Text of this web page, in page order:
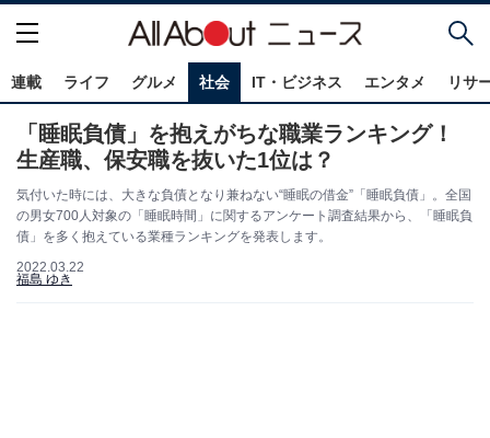
連載 ライフ グルメ 社会 IT・ビジネス エンタメ リサ
「睡眠負債」を抱えがちな職業ランキング！
生産職、保安職を抜いた1位は？
気付いた時には、大きな負債となり兼ねない“睡眠の借金”「睡眠負債」。全国
の男女700人対象の「睡眠時間」に関するアンケート調査結果から、「睡眠負
債」を多く抱えている業種ランキングを発表します。
2022.03.22
福島 ゆき